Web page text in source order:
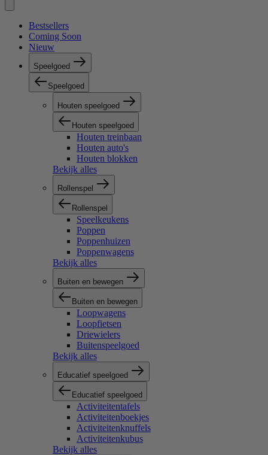
Bestsellers
Coming Soon
Nieuw
Speelgoed
Speelgoed
Houten speelgoed
Houten speelgoed
Houten treinbaan
Houten auto's
Houten blokken
Bekijk alles
Rollenspel
Rollenspel
Speelkeukens
Poppen
Poppenhuizen
Poppenwagens
Bekijk alles
Buiten en bewegen
Buiten en bewegen
Loopwagens
Loopfietsen
Driewielers
Buitenspeelgoed
Bekijk alles
Educatief speelgoed
Educatief speelgoed
Activiteitentafels
Activiteitenboekjes
Activiteitenknuffels
Activiteitenkubus
Bekijk alles